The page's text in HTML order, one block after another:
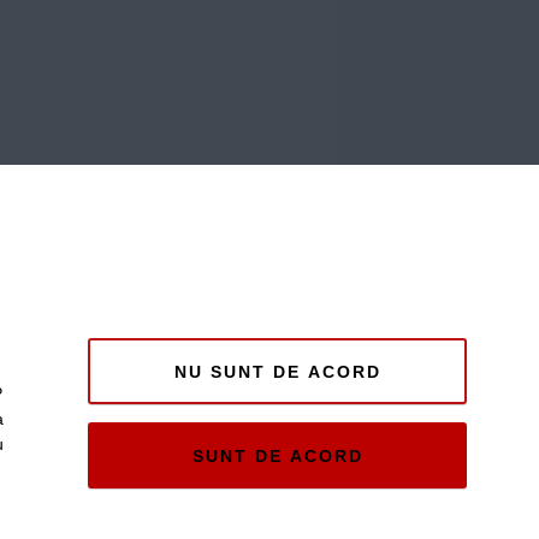
NU SUNT DE ACORD
SUNT DE ACORD